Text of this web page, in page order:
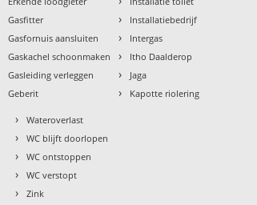
Gasfitter
Gasfornuis aansluiten
Gaskachel schoonmaken
Gasleiding verleggen
Geberit
› Installatiebedrijf
› Intergas
› Itho Daalderop
› Jaga
› Kapotte riolering
› Wateroverlast
› WC blijft doorlopen
› WC ontstoppen
› WC verstopt
› Zink